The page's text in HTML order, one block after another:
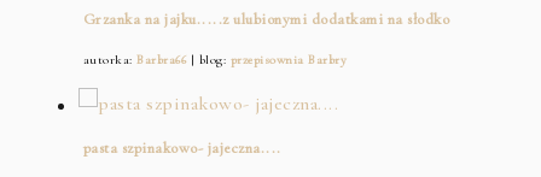
Grzanka na jajku.....z ulubionymi dodatkami na słodko
autorka:Barbra66| blog: przepisownia Barbry
pasta szpinakowo- jajeczna....